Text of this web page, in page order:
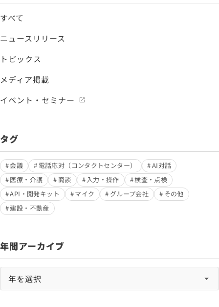
すべて
ニュースリリース
トピックス
メディア掲載
イベント・セミナー
タグ
会議 電話応対（コンタクトセンター）
AI対話
医療・介護
商談 入力・操作
検査・点検
API・開発キット
マイク グループ会社
その他
建設・不動産
年間アーカイブ